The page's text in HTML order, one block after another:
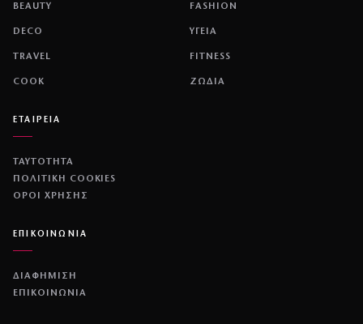
BEAUTY FASHION
DECO ΥΓΕΙΑ
TRAVEL FITNESS
COOK ΖΩΔΙΑ
ΕΤΑΙΡΕΙΑ
ΤΑΥΤΟΤΗΤΑ
ΠΟΛΙΤΙΚΉ COOKIES
ΌΡΟΙ ΧΡΉΣΗΣ
ΕΠΙΚΟΙΝΩΝΙΑ
ΔΙΑΦΗΜΙΣΗ
ΕΠΙΚΟΙΝΩΝΙΑ